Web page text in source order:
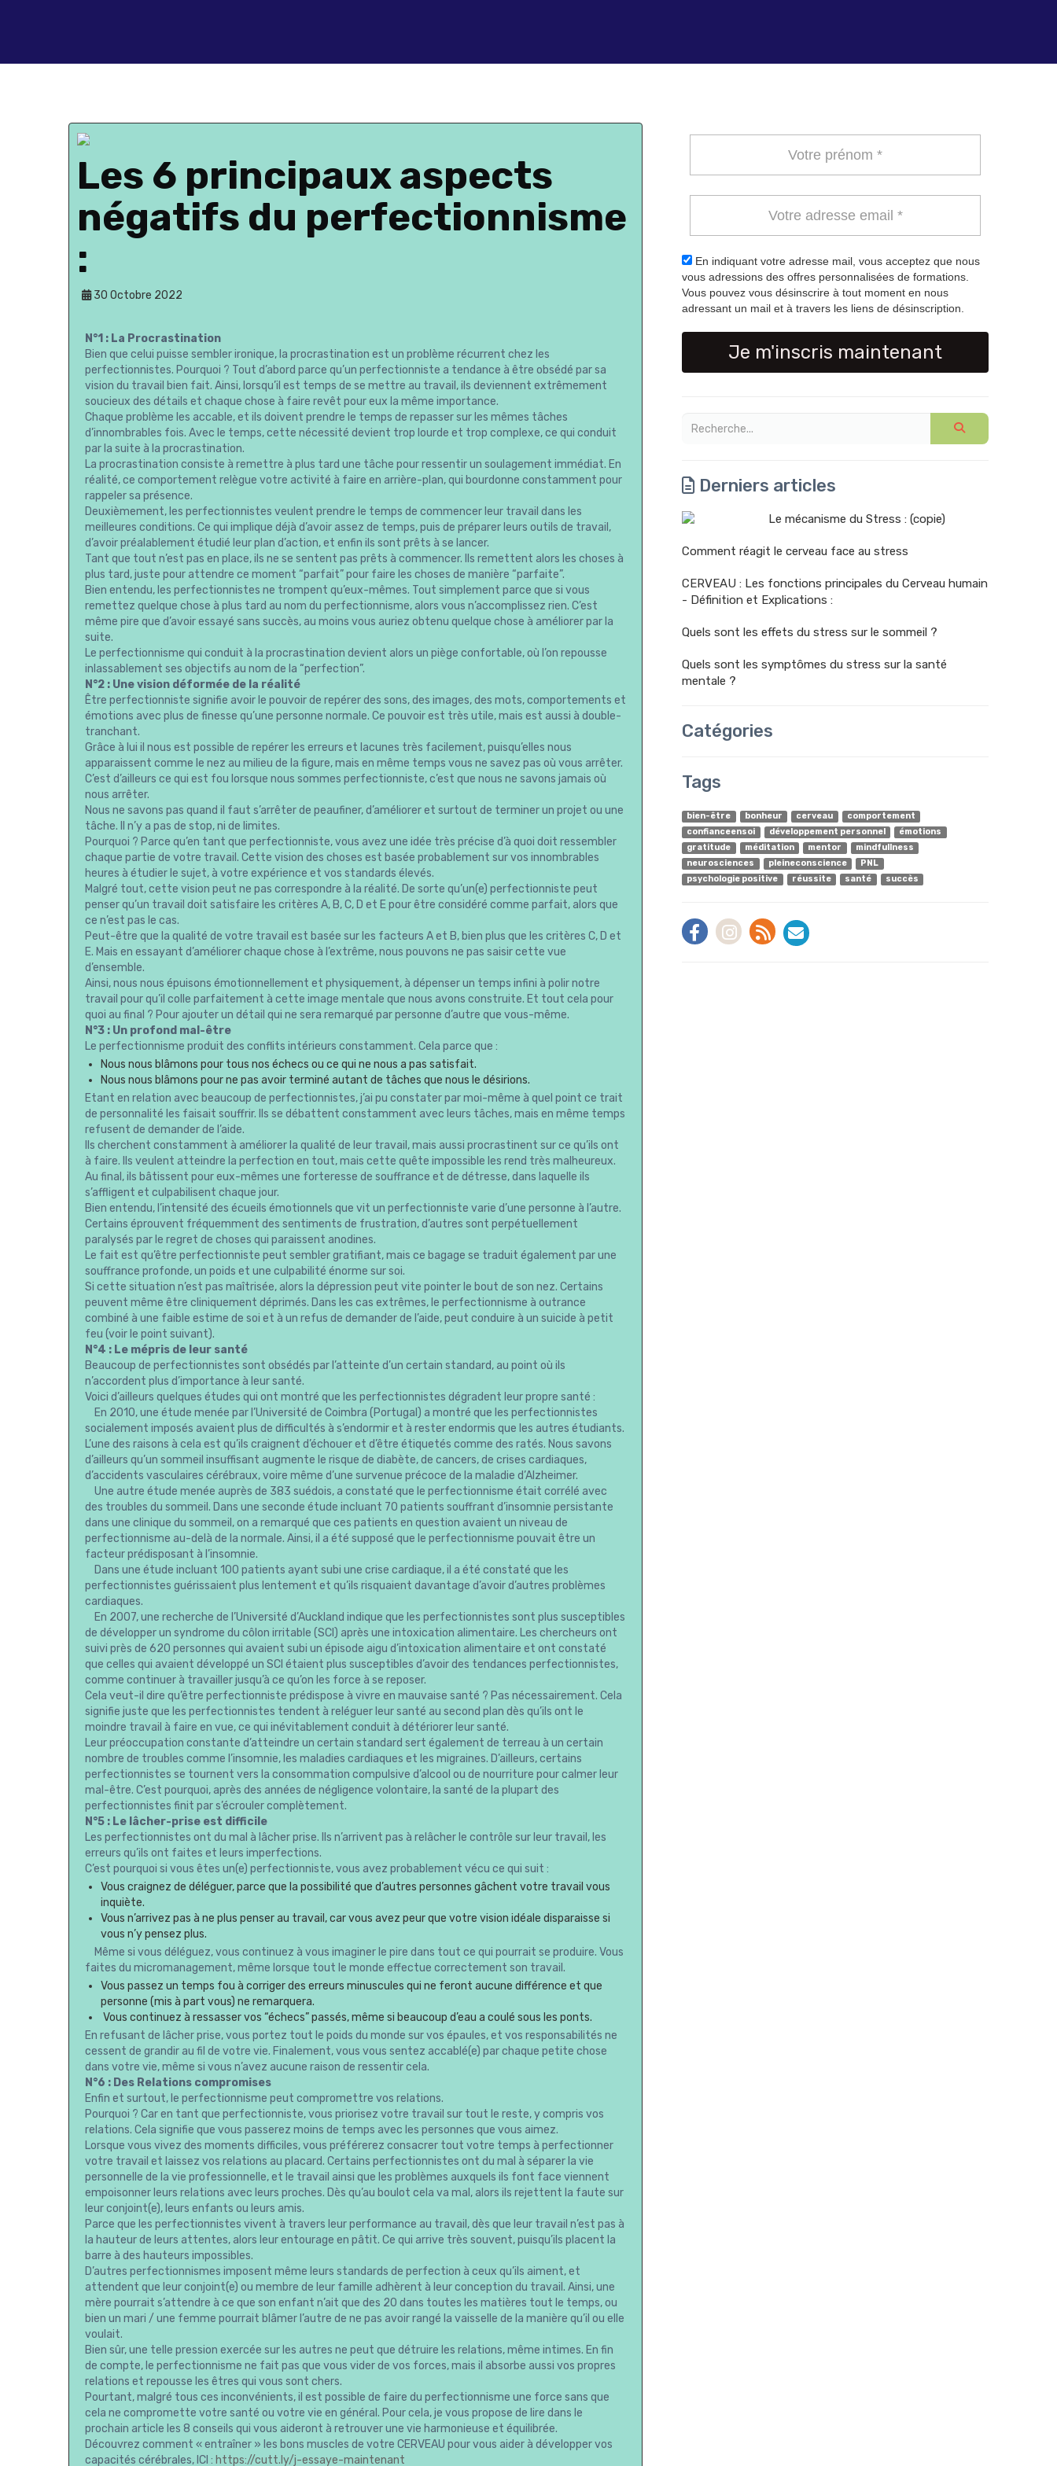
Les 6 principaux aspects
négatifs du perfectionnisme
:
30 Octobre 2022
N°1 : La Procrastination
Bien que celui puisse sembler ironique, la procrastination est un problème récurrent chez les
perfectionnistes. Pourquoi ? Tout d’abord parce qu’un perfectionniste a tendance à être obsédé par sa
vision du travail bien fait. Ainsi, lorsqu’il est temps de se mettre au travail, ils deviennent extrêmement
soucieux des détails et chaque chose à faire revêt pour eux la même importance.
Chaque problème les accable, et ils doivent prendre le temps de repasser sur les mêmes tâches
d’innombrables fois. Avec le temps, cette nécessité devient trop lourde et trop complexe, ce qui conduit
par la suite à la procrastination.
La procrastination consiste à remettre à plus tard une tâche pour ressentir un soulagement immédiat. En
réalité, ce comportement relègue votre activité à faire en arrière-plan, qui bourdonne constamment pour
rappeler sa présence.
Deuxièmement, les perfectionnistes veulent prendre le temps de commencer leur travail dans les
meilleures conditions. Ce qui implique déjà d’avoir assez de temps, puis de préparer leurs outils de travail,
d’avoir préalablement étudié leur plan d’action, et enfin ils sont prêts à se lancer.
Tant que tout n’est pas en place, ils ne se sentent pas prêts à commencer. Ils remettent alors les choses à
plus tard, juste pour attendre ce moment “parfait” pour faire les choses de manière “parfaite”.
Bien entendu, les perfectionnistes ne trompent qu’eux-mêmes. Tout simplement parce que si vous
remettez quelque chose à plus tard au nom du perfectionnisme, alors vous n’accomplissez rien. C’est
même pire que d’avoir essayé sans succès, au moins vous auriez obtenu quelque chose à améliorer par la
suite.
Le perfectionnisme qui conduit à la procrastination devient alors un piège confortable, où l’on repousse
inlassablement ses objectifs au nom de la “perfection”.
N°2 : Une vision déformée de la réalité
Être perfectionniste signifie avoir le pouvoir de repérer des sons, des images, des mots, comportements et
émotions avec plus de finesse qu’une personne normale. Ce pouvoir est très utile, mais est aussi à double-
tranchant.
Grâce à lui il nous est possible de repérer les erreurs et lacunes très facilement, puisqu’elles nous
apparaissent comme le nez au milieu de la figure, mais en même temps vous ne savez pas où vous arrêter.
C’est d’ailleurs ce qui est fou lorsque nous sommes perfectionniste, c’est que nous ne savons jamais où
nous arrêter.
Nous ne savons pas quand il faut s’arrêter de peaufiner, d’améliorer et surtout de terminer un projet ou une
tâche. Il n’y a pas de stop, ni de limites.
Pourquoi ? Parce qu’en tant que perfectionniste, vous avez une idée très précise d’à quoi doit ressembler
chaque partie de votre travail. Cette vision des choses est basée probablement sur vos innombrables
heures à étudier le sujet, à votre expérience et vos standards élevés.
Malgré tout, cette vision peut ne pas correspondre à la réalité. De sorte qu’un(e) perfectionniste peut
penser qu’un travail doit satisfaire les critères A, B, C, D et E pour être considéré comme parfait, alors que
ce n’est pas le cas.
Peut-être que la qualité de votre travail est basée sur les facteurs A et B, bien plus que les critères C, D et
E. Mais en essayant d’améliorer chaque chose à l’extrême, nous pouvons ne pas saisir cette vue
d’ensemble.
Ainsi, nous nous épuisons émotionnellement et physiquement, à dépenser un temps infini à polir notre
travail pour qu’il colle parfaitement à cette image mentale que nous avons construite. Et tout cela pour
quoi au final ? Pour ajouter un détail qui ne sera remarqué par personne d’autre que vous-même.
N°3 : Un profond mal-être
Le perfectionnisme produit des conflits intérieurs constamment. Cela parce que :
Nous nous blâmons pour tous nos échecs ou ce qui ne nous a pas satisfait.
Nous nous blâmons pour ne pas avoir terminé autant de tâches que nous le désirions.
Etant en relation avec beaucoup de perfectionnistes, j’ai pu constater par moi-même à quel point ce trait
de personnalité les faisait souffrir. Ils se débattent constamment avec leurs tâches, mais en même temps
refusent de demander de l’aide.
Ils cherchent constamment à améliorer la qualité de leur travail, mais aussi procrastinent sur ce qu’ils ont
à faire. Ils veulent atteindre la perfection en tout, mais cette quête impossible les rend très malheureux.
Au final, ils bâtissent pour eux-mêmes une forteresse de souffrance et de détresse, dans laquelle ils
s’affligent et culpabilisent chaque jour.
Bien entendu, l’intensité des écueils émotionnels que vit un perfectionniste varie d’une personne à l’autre.
Certains éprouvent fréquemment des sentiments de frustration, d’autres sont perpétuellement
paralysés par le regret de choses qui paraissent anodines.
Le fait est qu’être perfectionniste peut sembler gratifiant, mais ce bagage se traduit également par une
souffrance profonde, un poids et une culpabilité énorme sur soi.
Si cette situation n’est pas maîtrisée, alors la dépression peut vite pointer le bout de son nez. Certains
peuvent même être cliniquement déprimés. Dans les cas extrêmes, le perfectionnisme à outrance
combiné à une faible estime de soi et à un refus de demander de l’aide, peut conduire à un suicide à petit
feu (voir le point suivant).
N°4 : Le mépris de leur santé
Beaucoup de perfectionnistes sont obsédés par l’atteinte d’un certain standard, au point où ils
n’accordent plus d’importance à leur santé.
Voici d’ailleurs quelques études qui ont montré que les perfectionnistes dégradent leur propre santé :
En 2010, une étude menée par l’Université de Coimbra (Portugal) a montré que les perfectionnistes
socialement imposés avaient plus de difficultés à s’endormir et à rester endormis que les autres étudiants.
L’une des raisons à cela est qu’ils craignent d’échouer et d’être étiquetés comme des ratés. Nous savons
d’ailleurs qu’un sommeil insuffisant augmente le risque de diabète, de cancers, de crises cardiaques,
d’accidents vasculaires cérébraux, voire même d’une survenue précoce de la maladie d’Alzheimer.
Une autre étude menée auprès de 383 suédois, a constaté que le perfectionnisme était corrélé avec
des troubles du sommeil. Dans une seconde étude incluant 70 patients souffrant d’insomnie persistante
dans une clinique du sommeil, on a remarqué que ces patients en question avaient un niveau de
perfectionnisme au-delà de la normale. Ainsi, il a été supposé que le perfectionnisme pouvait être un
facteur prédisposant à l’insomnie.
Dans une étude incluant 100 patients ayant subi une crise cardiaque, il a été constaté que les
perfectionnistes guérissaient plus lentement et qu’ils risquaient davantage d’avoir d’autres problèmes
cardiaques.
En 2007, une recherche de l’Université d’Auckland indique que les perfectionnistes sont plus susceptibles
de développer un syndrome du côlon irritable (SCI) après une intoxication alimentaire. Les chercheurs ont
suivi près de 620 personnes qui avaient subi un épisode aigu d’intoxication alimentaire et ont constaté
que celles qui avaient développé un SCI étaient plus susceptibles d’avoir des tendances perfectionnistes,
comme continuer à travailler jusqu’à ce qu’on les force à se reposer.
Cela veut-il dire qu’être perfectionniste prédispose à vivre en mauvaise santé ? Pas nécessairement. Cela
signifie juste que les perfectionnistes tendent à reléguer leur santé au second plan dès qu’ils ont le
moindre travail à faire en vue, ce qui inévitablement conduit à détériorer leur santé.
Leur préoccupation constante d’atteindre un certain standard sert également de terreau à un certain
nombre de troubles comme l’insomnie, les maladies cardiaques et les migraines. D’ailleurs, certains
perfectionnistes se tournent vers la consommation compulsive d’alcool ou de nourriture pour calmer leur
mal-être. C’est pourquoi, après des années de négligence volontaire, la santé de la plupart des
perfectionnistes finit par s’écrouler complètement.
N°5 : Le lâcher-prise est difficile
Les perfectionnistes ont du mal à lâcher prise. Ils n’arrivent pas à relâcher le contrôle sur leur travail, les
erreurs qu’ils ont faites et leurs imperfections.
C’est pourquoi si vous êtes un(e) perfectionniste, vous avez probablement vécu ce qui suit :
Vous craignez de déléguer, parce que la possibilité que d’autres personnes gâchent votre travail vous
inquiète.
Vous n’arrivez pas à ne plus penser au travail, car vous avez peur que votre vision idéale disparaisse si
vous n’y pensez plus.
Même si vous déléguez, vous continuez à vous imaginer le pire dans tout ce qui pourrait se produire. Vous
faites du micromanagement, même lorsque tout le monde effectue correctement son travail.
Vous passez un temps fou à corriger des erreurs minuscules qui ne feront aucune différence et que
personne (mis à part vous) ne remarquera.
Vous continuez à ressasser vos “échecs” passés, même si beaucoup d’eau a coulé sous les ponts.
En refusant de lâcher prise, vous portez tout le poids du monde sur vos épaules, et vos responsabilités ne
cessent de grandir au fil de votre vie. Finalement, vous vous sentez accablé(e) par chaque petite chose
dans votre vie, même si vous n’avez aucune raison de ressentir cela.
N°6 : Des Relations compromises
Enfin et surtout, le perfectionnisme peut compromettre vos relations.
Pourquoi ? Car en tant que perfectionniste, vous priorisez votre travail sur tout le reste, y compris vos
relations. Cela signifie que vous passerez moins de temps avec les personnes que vous aimez.
Lorsque vous vivez des moments difficiles, vous préférerez consacrer tout votre temps à perfectionner
votre travail et laissez vos relations au placard. Certains perfectionnistes ont du mal à séparer la vie
personnelle de la vie professionnelle, et le travail ainsi que les problèmes auxquels ils font face viennent
empoisonner leurs relations avec leurs proches. Dès qu’au boulot cela va mal, alors ils rejettent la faute sur
leur conjoint(e), leurs enfants ou leurs amis.
Parce que les perfectionnistes vivent à travers leur performance au travail, dès que leur travail n’est pas à
la hauteur de leurs attentes, alors leur entourage en pâtit. Ce qui arrive très souvent, puisqu’ils placent la
barre à des hauteurs impossibles.
D’autres perfectionnismes imposent même leurs standards de perfection à ceux qu’ils aiment, et
attendent que leur conjoint(e) ou membre de leur famille adhèrent à leur conception du travail. Ainsi, une
mère pourrait s’attendre à ce que son enfant n’ait que des 20 dans toutes les matières tout le temps, ou
bien un mari / une femme pourrait blâmer l’autre de ne pas avoir rangé la vaisselle de la manière qu’il ou elle
voulait.
Bien sûr, une telle pression exercée sur les autres ne peut que détruire les relations, même intimes. En fin
de compte, le perfectionnisme ne fait pas que vous vider de vos forces, mais il absorbe aussi vos propres
relations et repousse les êtres qui vous sont chers.
Pourtant, malgré tous ces inconvénients, il est possible de faire du perfectionnisme une force sans que
cela ne compromette votre santé ou votre vie en général. Pour cela, je vous propose de lire dans le
prochain article les 8 conseils qui vous aideront à retrouver une vie harmonieuse et équilibrée.
Découvrez comment « entraîner » les bons muscles de votre CERVEAU pour vous aider à développer vos
capacités cérébrales, ICI : https://cutt.ly/j-essaye-maintenant
En indiquant votre adresse mail, vous acceptez que nous
vous adressions des offres personnalisées de formations.
Vous pouvez vous désinscrire à tout moment en nous
adressant un mail et à travers les liens de désinscription.
Je m'inscris maintenant
Derniers articles
Le mécanisme du Stress : (copie)
Comment réagit le cerveau face au stress
CERVEAU : Les fonctions principales du Cerveau humain
- Définition et Explications :
Quels sont les effets du stress sur le sommeil ?
Quels sont les symptômes du stress sur la santé
mentale ?
Catégories
Tags
bien-être bonheur cerveau
comportement
confianceensoi
développement personnel
émotions
gratitude
méditation mentor
mindfullness
neurosciences
pleineconscience
PNL
psychologie positive
réussite santé succès